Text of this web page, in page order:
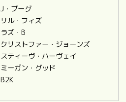
J・ブーグ
リル・フィズ
ラズ・B
クリストファー・ジョーンズ
スティーヴ・ハーヴェイ
ミーガン・グッド
B2K